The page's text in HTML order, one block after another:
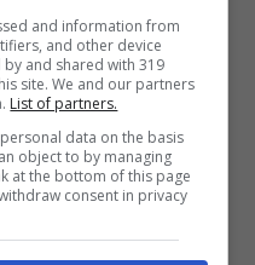
August 11,
and information from
and other device
and shared with 319
site. We and our partners
List of partners.
data on the basis
object to by managing
at the bottom of this page
consent in privacy